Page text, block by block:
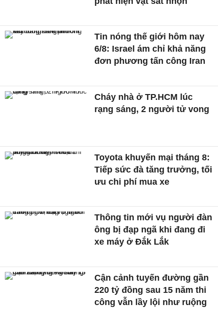
Tin nóng thế giới hôm nay
6/8: Israel ám chỉ khả năng
đơn phương tấn công Iran
Cháy nhà ở TP.HCM lúc
rạng sáng, 2 người tử vong
Toyota khuyến mại tháng 8:
Tiếp sức đà tăng trưởng, tối
ưu chi phí mua xe
Thông tin mới vụ người đàn
ông bị đạp ngã khi đang đi
xe máy ở Đắk Lắk
Cận cảnh tuyến đường gần
220 tỷ đồng sau 15 năm thi
công vẫn lầy lội như ruộng